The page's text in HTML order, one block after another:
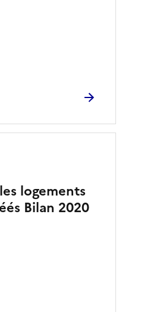
logements
Bilan 2020